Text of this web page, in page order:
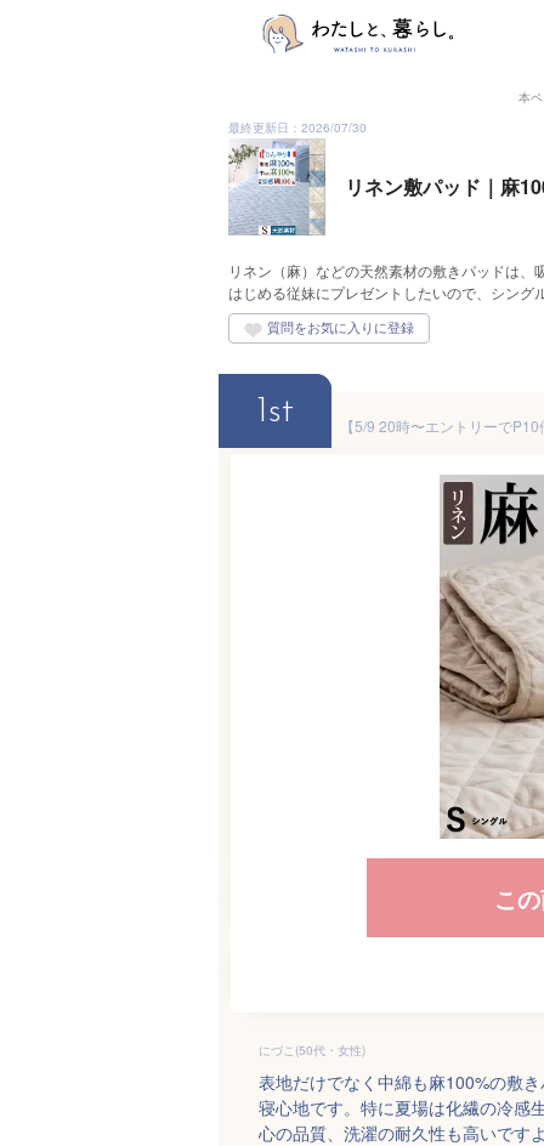
本
最終更新日：2026/07/30
リネン敷パッド｜麻
リネン（麻）などの天然素材の敷きパッドは
はじめる従妹にプレゼントしたいので、シン
1st
こ
にづこ(50代・女性)
表地だけでなく中綿も麻100%の敷
寝心地です。特に夏場は化繊の冷感
心の品質、洗濯の耐久性も高いです